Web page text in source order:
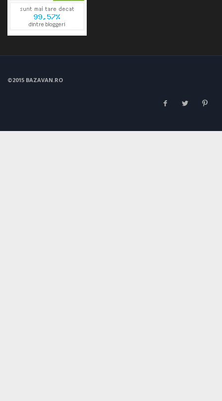
©2015 BAZAVAN.RO